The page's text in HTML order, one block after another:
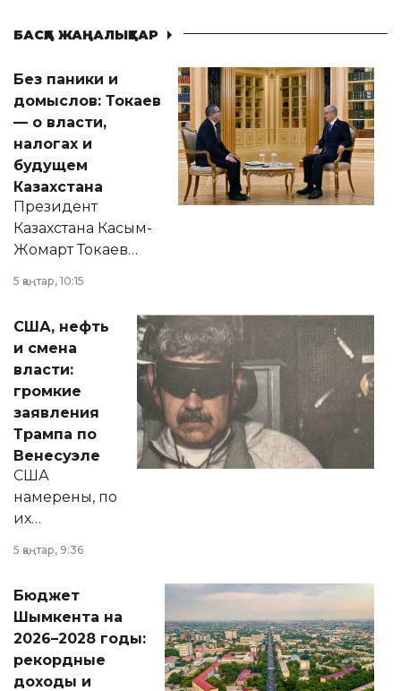
БАСҚА ЖАҢАЛЫҚТАР
Без паники и
домыслов: Токаев
— о власти,
налогах и
будущем
Казахстана
Президент
Казахстана Касым-
Жомарт Токаев
сразу несколько
актуальных тем —
от слухов о
политических
реформах до
вопросов армии,
экономики и
личного здоровья.
5 қаңтар, 10:15
США, нефть
и смена
власти:
громкие
заявления
Трампа по
Венесуэле
США
намерены, по
их
принести
народу
Венесуэлы.
5 қаңтар, 9:36
Бюджет
Шымкента на
2026–2028 годы:
рекордные
доходы и